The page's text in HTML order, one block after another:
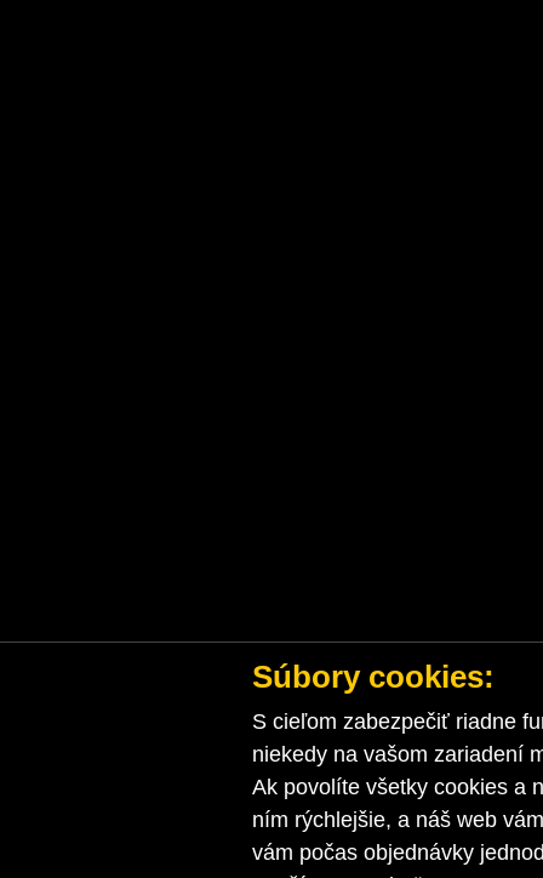
Súbory cookies:
S cieľom zabezpečiť riadne
niekedy na vašom zariadení
Ak povolíte všetky cookies a
ním rýchlejšie, a náš web
vám počas objednávky